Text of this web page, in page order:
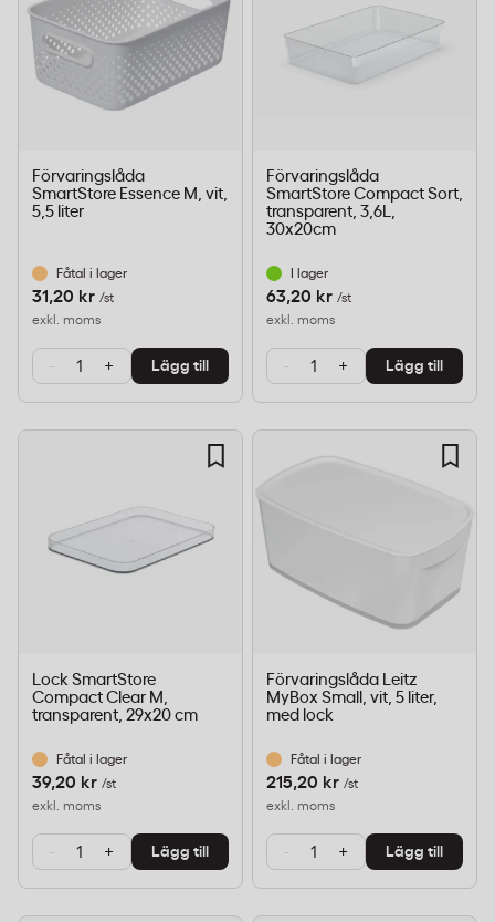
Förvaringslåda
SmartStore Essence M, vit,
5,5 liter
Fåtal i lager
31,20 kr /st
exkl. moms
- + Lägg till
Förvaringslåda
SmartStore Compact Sort,
transparent, 3,6L,
30x20cm
I lager
63,20 kr /st
exkl. moms
- + Lägg till
Lock SmartStore
Compact Clear M,
transparent, 29x20 cm
Fåtal i lager
39,20 kr /st
exkl. moms
- + Lägg till
Förvaringslåda Leitz
MyBox Small, vit, 5 liter,
med lock
Fåtal i lager
215,20 kr /st
exkl. moms
- + Lägg till